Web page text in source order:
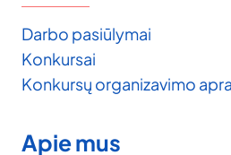
Darbo pasiūlymai
Konkursai
Konkursų organizavimo
Apie mus